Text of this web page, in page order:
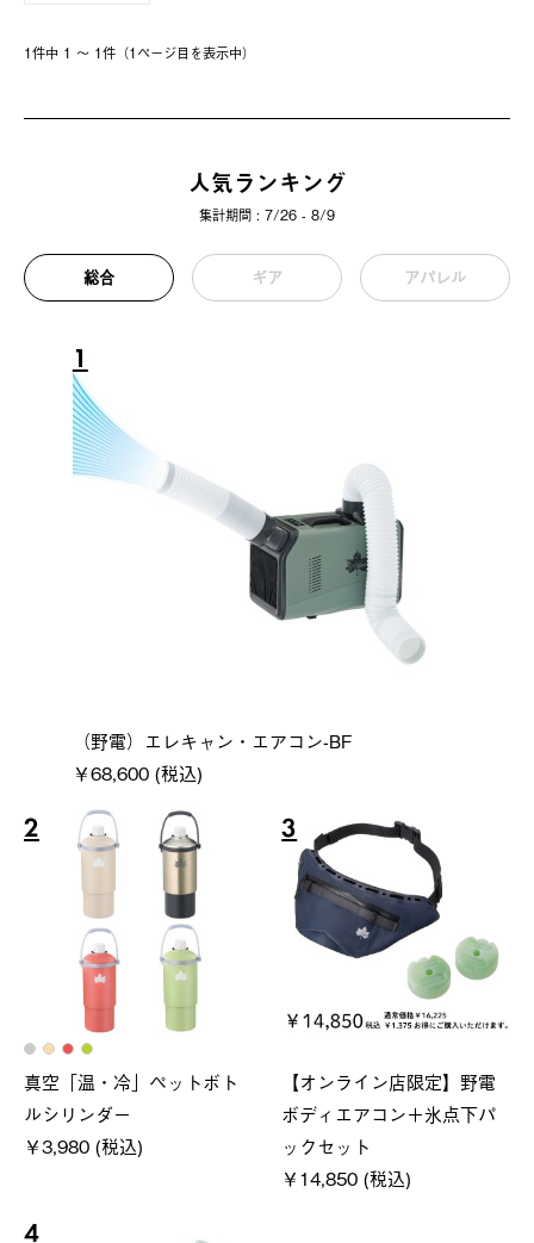
1件中 1 〜 1件（1ページ⽬を表⽰中）
人気ランキング
集計期間 : 7/26 - 8/9
総合 ギア アパレル
1
（野電）エレキャン・エアコン-BF
￥68,600 (税込)
2
真空「温・冷」ペットボト
ルシリンダー
￥3,980 (税込)
3
【オンライン店限定】野電
ボディエアコン＋氷点下パ
ックセット
￥14,850 (税込)
4